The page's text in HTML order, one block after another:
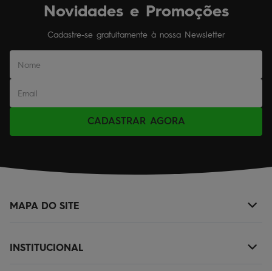
Novidades e Promoções
Cadastre-se gratuitamente à nossa Newsletter
CADASTRAR AGORA
MAPA DO SITE
INSTITUCIONAL